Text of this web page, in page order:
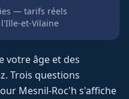
— tarifs réels
et-Vilaine
votre âge et des
Trois questions
Mesnil-Roc'h s'affiche